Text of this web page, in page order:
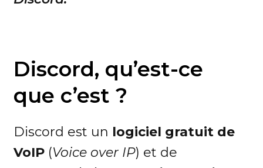
Discord, qu’est-ce
que c’est ?
Discord est un logiciel gratuit de
VoIP(Voice over IP) et de